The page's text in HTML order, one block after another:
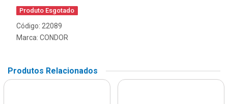
Produto Esgotado
Código: 22089
Marca: CONDOR
Produtos Relacionados